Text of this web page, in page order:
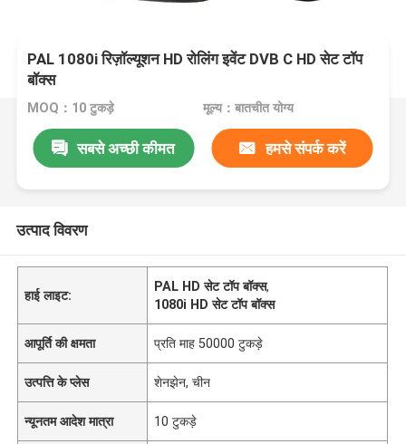
PAL 1080i रिज़ॉल्यूशन HD रोलिंग इवेंट DVB C HD सेट टॉप
बॉक्स
MOQ：10 टुकड़े मूल्य：बातचीत योग्य
सबसे अच्छी कीमत हमसे संपर्क करें
उत्पाद विवरण
हाई लाइट:
PAL HD सेट टॉप बॉक्स,
1080i HD सेट टॉप बॉक्स
आपूर्ति की क्षमता प्रति माह 50000 टुकड़े
उत्पत्ति के प्लेस शेनझेन, चीन
न्यूनतम आदेश मात्रा 10 टुकड़े